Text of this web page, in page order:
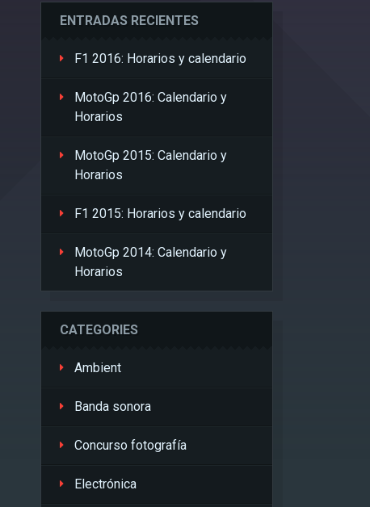
ENTRADAS RECIENTES
F1 2016: Horarios y calendario
MotoGp 2016: Calendario y
Horarios
MotoGp 2015: Calendario y
Horarios
F1 2015: Horarios y calendario
MotoGp 2014: Calendario y
Horarios
CATEGORIES
Ambient
Banda sonora
Concurso fotografía
Electrónica